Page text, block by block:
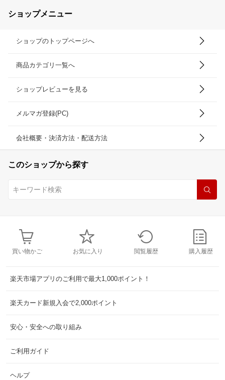
ショップメニュー
ショップのトップページへ
商品カテゴリ一覧へ
ショップレビューを見る
メルマガ登録(PC)
会社概要・決済方法・配送方法
このショップから探す
買い物かご お気に入り 閲覧履歴 購入履歴
楽天市場アプリのご利用で最大1,000ポイント！
楽天カード新規入会で2,000ポイント
安心・安全への取り組み
ご利用ガイド
ヘルプ